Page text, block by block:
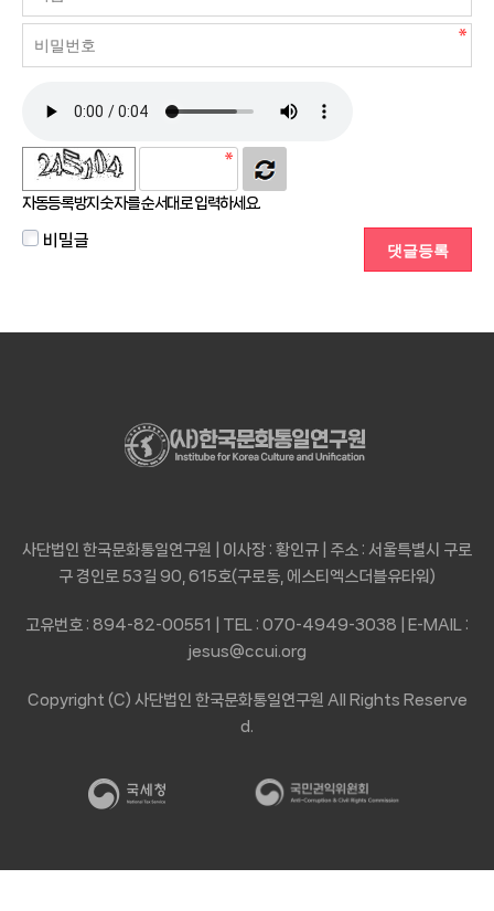
자동등록방지 숫자를 순서대로 입력하세요.
비밀글
사단법인 한국문화통일연구원 | 이사장 : 황인규 | 주소 : 서울특별시 구로
구 경인로 53길 90, 615호(구로동, 에스티엑스더블유타워)
고유번호 : 894-82-00551 | TEL : 070-4949-3038 | E-MAIL :
jesus@ccui.org
Copyright (C) 사단법인 한국문화통일연구원 All Rights Reserve
d.